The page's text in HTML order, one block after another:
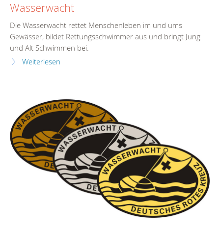
Wasserwacht
Die Wasserwacht rettet Menschenleben im und ums
Gewässer, bildet Rettungsschwimmer aus und bringt Jung
und Alt Schwimmen bei.
Weiterlesen